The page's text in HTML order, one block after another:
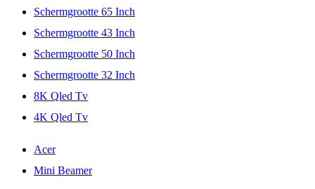
Schermgrootte 65 Inch
Schermgrootte 43 Inch
Schermgrootte 50 Inch
Schermgrootte 32 Inch
8K Qled Tv
4K Qled Tv
Acer
Mini Beamer